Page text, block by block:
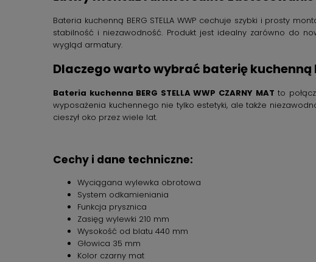
Bateria kuchenną BERG STELLA WWP cechuje szybki i prosty
stabilność i niezawodność. Produkt jest idealny zarówno do
wygląd armatury.
Dlaczego warto wybrać baterię kuchenną
Bateria kuchenna BERG STELLA WWP CZARNY MAT to
wyposażenia kuchennego nie tylko estetyki, ale także
cieszył oko przez wiele lat.
Cechy i dane techniczne:
Wyciągana wylewka obrotowa
System odkamieniania
Funkcja prysznica
Zasięg wylewki 210 mm
Wysokość od blatu 440 mm
Głowica 35 mm
Kolor czarny mat